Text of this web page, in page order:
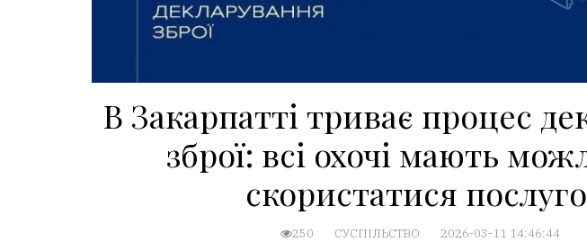
В Закарпатті триває процес
зброї: всі охочі мають
скористатися
250 СУСПІЛЬСТВО 2026-03-11 14:46:44